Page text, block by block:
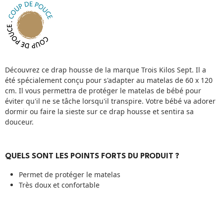
Découvrez ce drap housse de la marque Trois Kilos Sept. Il a
été spécialement conçu pour s'adapter au matelas de 60 x 120
cm. Il vous permettra de protéger le matelas de bébé pour
éviter qu'il ne se tâche lorsqu'il transpire. Votre bébé va adorer
dormir ou faire la sieste sur ce drap housse et sentira sa
douceur.
QUELS SONT LES POINTS FORTS DU PRODUIT ?
Permet de protéger le matelas
Très doux et confortable